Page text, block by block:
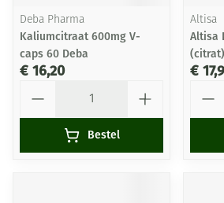
Deba Pharma
Kaliumcitraat 600mg V-
caps 60 Deba
€ 16,20
Bestel
Altisa
Altisa
€